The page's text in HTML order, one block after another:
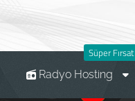
Süper Fırsat
Radyo Hosting